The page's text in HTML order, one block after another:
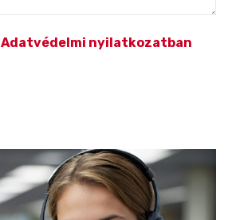
Adatvédelmi nyilatkozatban